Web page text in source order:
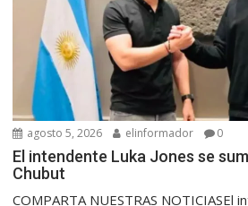
agosto 5, 2026 elinformador 0
El intendente Luka Jones se
Chubut
COMPARTA NUESTRAS NOTICIASEl